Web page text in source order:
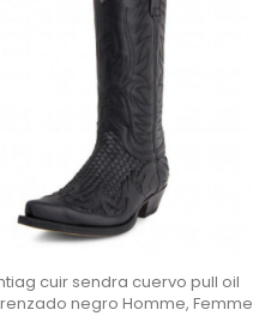
cuir sendra cuervo pull oil
negro Homme, Femme